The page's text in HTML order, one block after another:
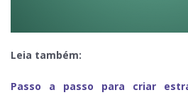
Leia também:
Passo a passo para criar